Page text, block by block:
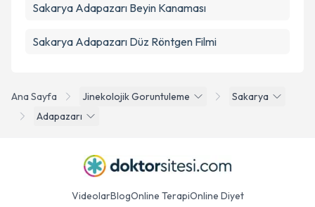
Ana Sayfa Jinekolojik Goruntuleme
Sakarya
Adapazarı
Sakarya Adapazarı Beyin Kanaması
Sakarya Adapazarı Düz Röntgen Filmi
VideolarBlogOnline TerapiOnline Diyet